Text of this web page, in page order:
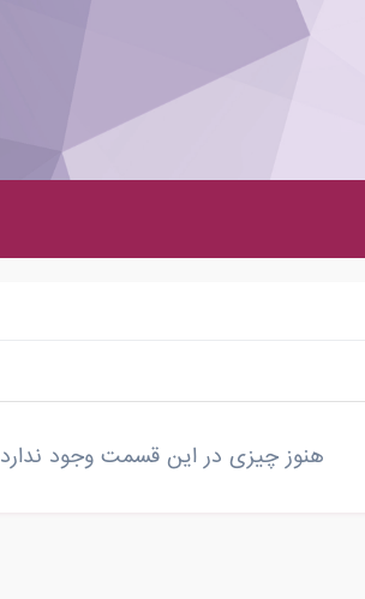
هنوز چیزی در این قسمت وجود ندارد